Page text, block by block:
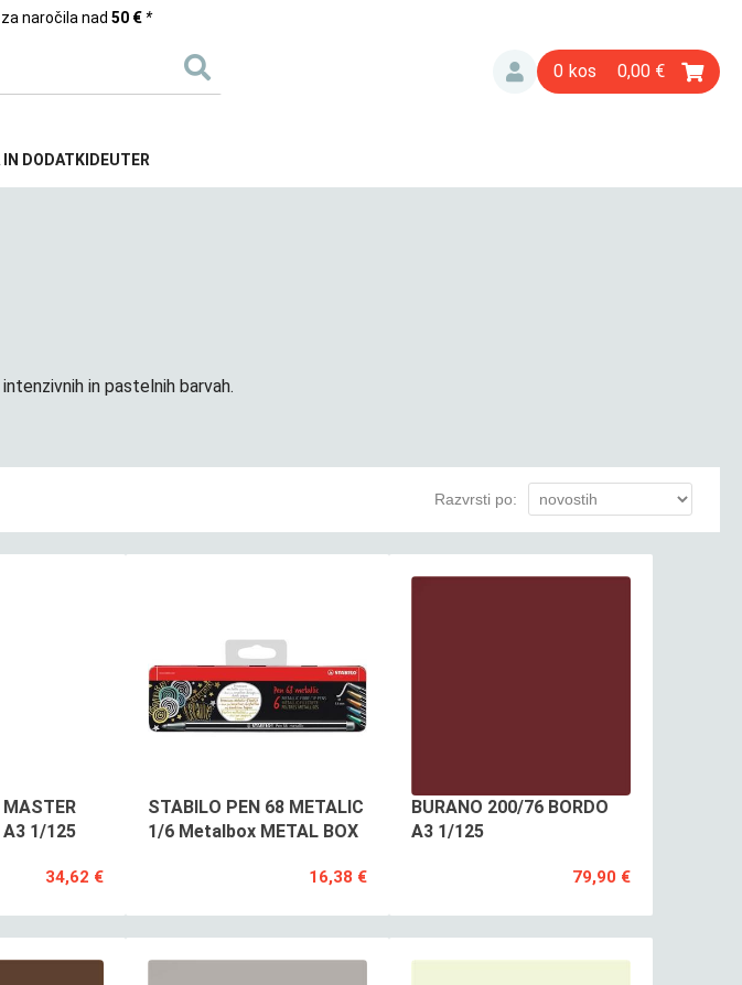
za naročila nad 50 € *
0 0,00
DODATKI DEUTER
in pastelnih barvah.
Razvrsti po:
MASTER
A3 1/125
34,62 €
STABILO PEN 68 METALIC
1/6 Metalbox METAL BOX
16,38 €
BURANO 200/76 BORDO
A3 1/125
79,90 €